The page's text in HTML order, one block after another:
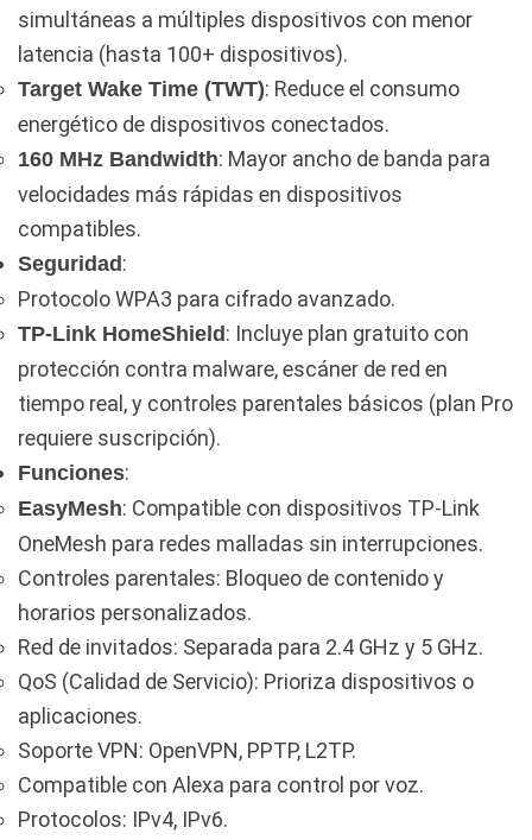
simultáneas a múltiples dispositivos con menor
latencia (hasta 100+ dispositivos).
Target Wake Time (TWT): Reduce el consumo
energético de dispositivos conectados.
160 MHz Bandwidth: Mayor ancho de banda para
velocidades más rápidas en dispositivos
compatibles.
Seguridad :
Protocolo WPA3 para cifrado avanzado.
TP-Link HomeShield : Incluye plan gratuito con
protección contra malware, escáner de red en
tiempo real, y controles parentales básicos (plan Pro
requiere suscripción).
Funciones:
EasyMesh: Compatible con dispositivos TP-Link
OneMesh para redes malladas sin interrupciones.
Controles parentales: Bloqueo de contenido y
horarios personalizados.
Red de invitados: Separada para 2.4 GHz y 5 GHz.
QoS (Calidad de Servicio): Prioriza dispositivos o
aplicaciones.
Soporte VPN: OpenVPN, PPTP, L2TP.
Compatible con Alexa para control por voz.
Protocolos: IPv4, IPv6.